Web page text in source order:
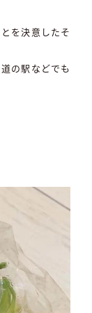
を決意したそ
の駅などでも